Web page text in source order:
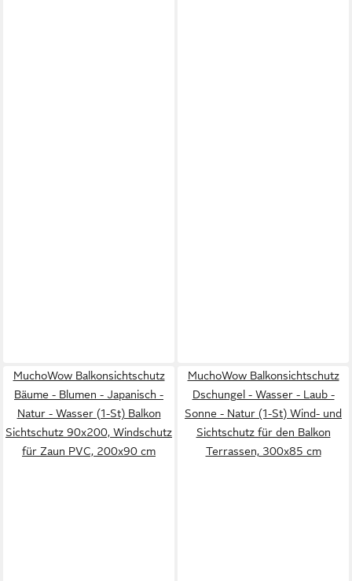
MuchoWow Balkonsichtschutz
Bäume - Blumen - Japanisch -
Natur - Wasser (1-St) Balkon
Sichtschutz 90x200, Windschutz
für Zaun PVC, 200x90 cm
MuchoWow Balkonsichtschutz
Dschungel - Wasser - Laub -
Sonne - Natur (1-St) Wind- und
Sichtschutz für den Balkon
Terrassen, 300x85 cm